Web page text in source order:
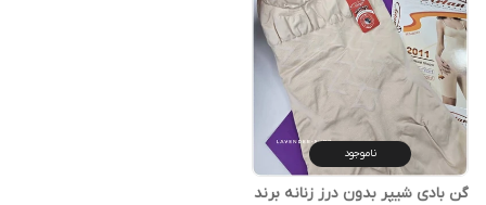
ناموجود
گن بادی شیپر بدون درز زنانه برند